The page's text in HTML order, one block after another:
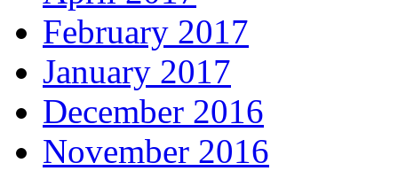
February 2017
January 2017
December 2016
November 2016